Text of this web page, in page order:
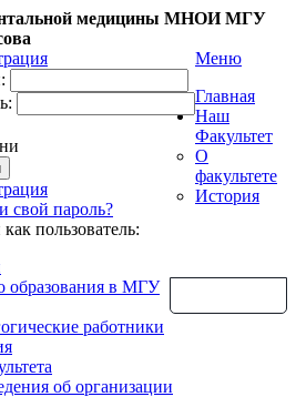
медицины МНОИ МГУ
свой пароль?
пользователь:
Меню
Главная
Наш
Факультет
О
факультете
История
образования в МГУ
работники
об организации